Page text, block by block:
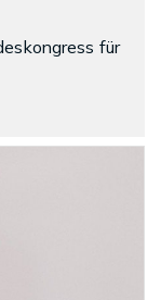
für